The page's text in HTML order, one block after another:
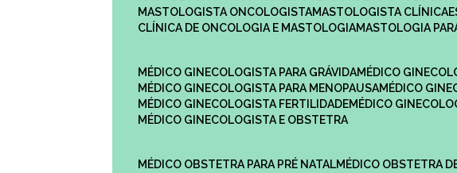
MASTOLOGISTA ONCOLOGISTA
MASTOLOGISTA CLÍNICA
CLÍNICA DE ONCOLOGIA E MASTOLOGIA
MASTOLOGIA
MÉDICO GINECOLOGISTA PARA GRÁVIDA
MÉDICO
MÉDICO GINECOLOGISTA PARA MENOPAUSA
MÉDICO
MÉDICO GINECOLOGISTA FERTILIDADE
MÉDICO
MÉDICO GINECOLOGISTA E OBSTETRA
MÉDICO OBSTETRA PARA PRÉ NATAL
MÉDICO OBSTETRA